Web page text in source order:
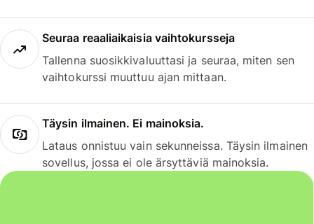
Seuraa reaaliaikaisia vaihtokursseja
Tallenna suosikkivaluuttasi ja seuraa, miten sen
vaihtokurssi muuttuu ajan mittaan.
Täysin ilmainen. Ei mainoksia.
Lataus onnistuu vain sekunneissa. Täysin ilmainen
sovellus, jossa ei ole ärsyttäviä mainoksia.